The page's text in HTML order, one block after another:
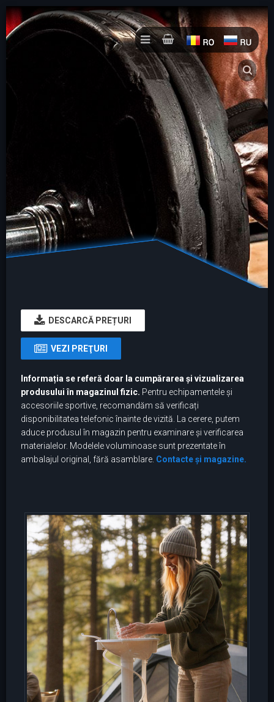
DESCARCĂ PREȚURI
VEZI PREŢURI
Informația se referă doar la cumpărarea și vizualizarea
produsului în magazinul fizic. Pentru echipamentele și
accesoriile sportive, recomandăm să verificați
disponibilitatea telefonic înainte de vizită. La cerere, putem
aduce produsul în magazin pentru examinare și verificarea
materialelor. Modelele voluminoase sunt prezentate în
ambalajul original, fără asamblare. Contacte și magazine.